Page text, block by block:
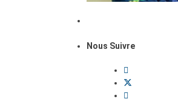
Nous Suivre